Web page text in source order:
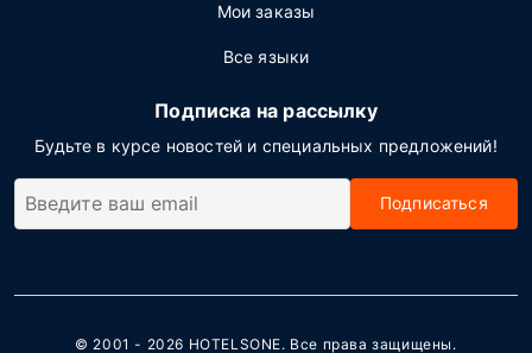
Мои заказы
Все языки
Подписка на рассылку
Будьте в курсе новостей и специальных предложений!
Подписаться
© 2001 - 2026 HOTELSONE. Все права защищены.